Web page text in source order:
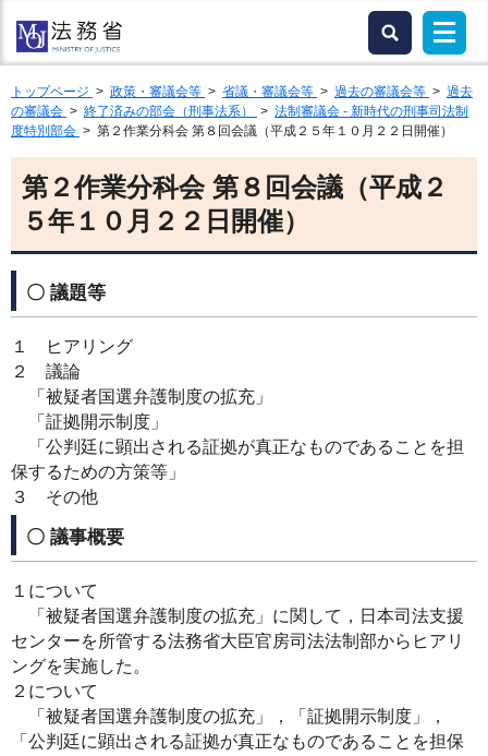
トップページ > 政策・審議会等 > 省議・審議会等 > 過去の審議会等 > 過去
の審議会 > 終了済みの部会（刑事法系） > 法制審議会 - 新時代の刑事司法制
度特別部会 > 第２作業分科会 第８回会議（平成２５年１０月２２日開催）
第２作業分科会 第８回会議（平成２
５年１０月２２日開催）
〇 議題等
１ ヒアリング
２ 議論
「被疑者国選弁護制度の拡充」
「証拠開示制度」
「公判廷に顕出される証拠が真正なものであることを担
保するための方策等」
３ その他
〇 議事概要
１について
「被疑者国選弁護制度の拡充」に関して，日本司法支援
センターを所管する法務省大臣官房司法法制部からヒアリ
ングを実施した。
２について
「被疑者国選弁護制度の拡充」，「証拠開示制度」，
「公判廷に顕出される証拠が真正なものであることを担保